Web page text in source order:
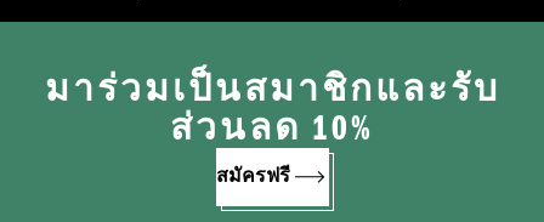
มาร่วมเป็นสมาชิกและรับ
ส่วนลด 10%
สมัครฟรี